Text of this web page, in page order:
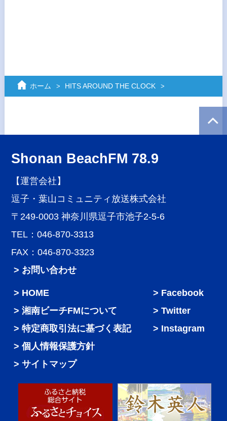
ホーム HITS AROUND THE CLOCK
Shonan BeachFM 78.9
【運営会社】
逗子・葉山コミュニティ放送株式会社
〒249-0003 神奈川県逗子市池子2-5-6
TEL：046-870-3313
FAX：046-870-3323
> お問い合わせ
HOME
湘南ビーチFMについて
特定商取引法に基づく表記
個人情報保護方針
サイトマップ
Facebook
Twitter
Instagram